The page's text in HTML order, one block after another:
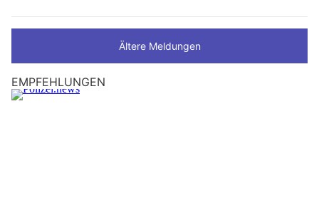
Ältere Meldungen
EMPFEHLUNGEN